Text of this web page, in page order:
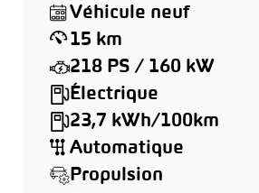
Véhicule neuf
15 km
218 PS / 160 kW
Électrique
23,7 kWh/100km
Automatique
Propulsion